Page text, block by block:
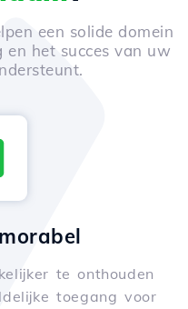
een solide domein
het succes van uw
te onthouden
toegang voor